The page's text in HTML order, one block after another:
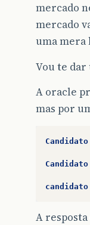
mercado
mercado
uma mera
Vou te dar
A oracle
mas por
Candidato
Candidato
candidato
A